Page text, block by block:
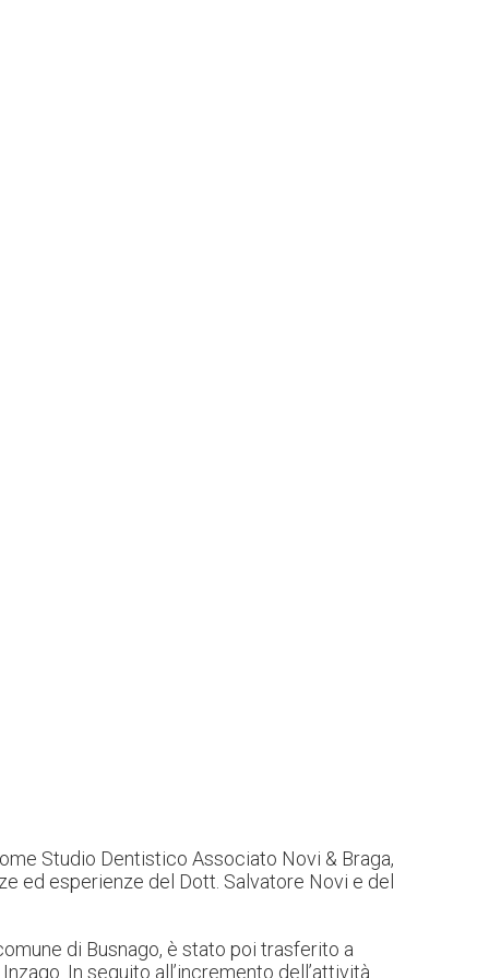
Studio Dentistico Associato Novi & Braga,
ed esperienze del Dott. Salvatore Novi e del
di Busnago, è stato poi trasferito a
In seguito all’incremento dell’attività